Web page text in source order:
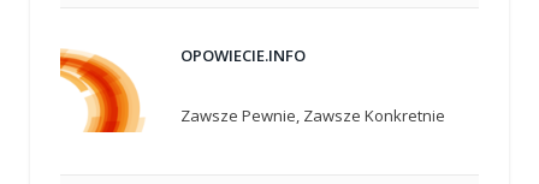
OPOWIECIE.INFO
Zawsze Pewnie, Zawsze Konkretnie